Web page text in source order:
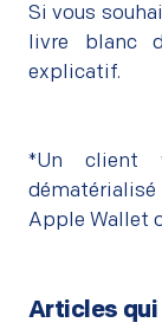
Si vous
livre blanc
explicatif.
*Un client
Apple Wallet
Articles qui